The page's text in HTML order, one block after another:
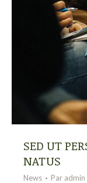
SED UT
NATUS
News Par admin